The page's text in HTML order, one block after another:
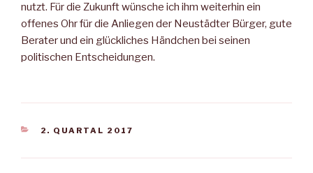
nutzt. Für die Zukunft wünsche ich ihm weiterhin ein
offenes Ohr für die Anliegen der Neustädter Bürger, gute
Berater und ein glückliches Händchen bei seinen
politischen Entscheidungen.
KATEGORIEN
2. QUARTAL 2017